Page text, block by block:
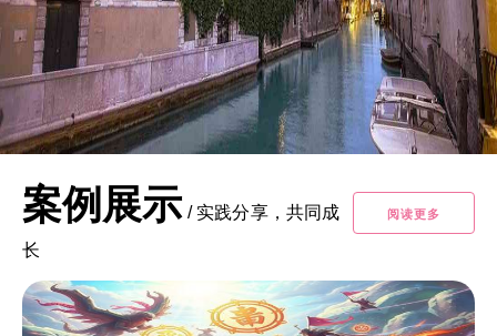
案例展示 / 实践分享，共同成
长
阅读更多